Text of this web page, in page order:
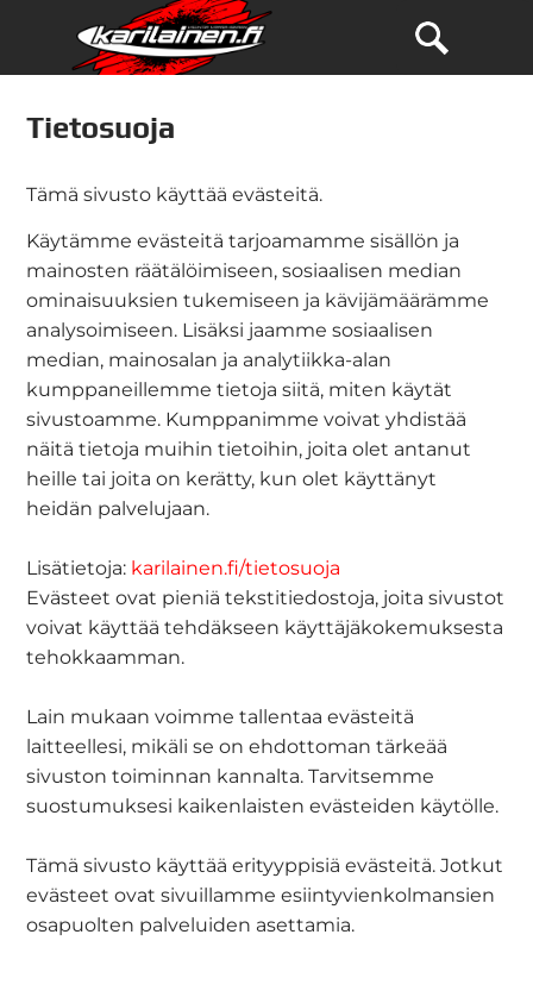
Tietosuoja
Tämä sivusto käyttää evästeitä.
Käytämme evästeitä tarjoamamme sisällön ja
mainosten räätälöimiseen, sosiaalisen median
ominaisuuksien tukemiseen ja kävijämäärämme
analysoimiseen. Lisäksi jaamme sosiaalisen
median, mainosalan ja analytiikka-alan
kumppaneillemme tietoja siitä, miten käytät
sivustoamme. Kumppanimme voivat yhdistää
näitä tietoja muihin tietoihin, joita olet antanut
heille tai joita on kerätty, kun olet käyttänyt
heidän palvelujaan.
Lisätietoja: karilainen.fi/tietosuoja
Evästeet ovat pieniä tekstitiedostoja, joita sivustot
voivat käyttää tehdäkseen käyttäjäkokemuksesta
tehokkaamman.
Lain mukaan voimme tallentaa evästeitä
laitteellesi, mikäli se on ehdottoman tärkeää
sivuston toiminnan kannalta. Tarvitsemme
suostumuksesi kaikenlaisten evästeiden käytölle.
Tämä sivusto käyttää erityyppisiä evästeitä. Jotkut
evästeet ovat sivuillamme esiintyvienkolmansien
osapuolten palveluiden asettamia.